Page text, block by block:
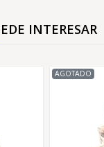
INTERESAR
AGOTADO